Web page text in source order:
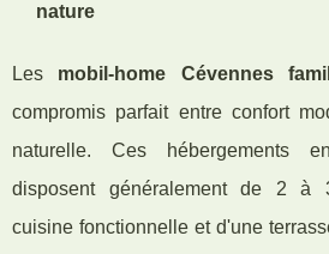
nature
Les mobil-home Cévennes
compromis parfait entre confort
naturelle. Ces hébergements
disposent généralement de 2 à
cuisine fonctionnelle et d'une